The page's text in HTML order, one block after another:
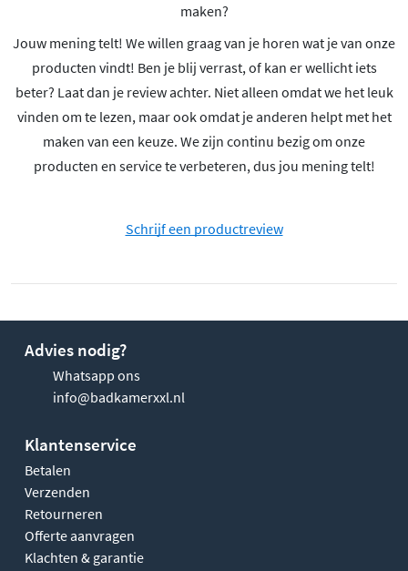
maken?
Jouw mening telt! We willen graag van je horen wat je van onze
producten vindt! Ben je blij verrast, of kan er wellicht iets
beter? Laat dan je review achter. Niet alleen omdat we het leuk
vinden om te lezen, maar ook omdat je anderen helpt met het
maken van een keuze. We zijn continu bezig om onze
producten en service te verbeteren, dus jou mening telt!
Schrijf een productreview
Advies nodig?
Whatsapp ons
info@badkamerxxl.nl
Klantenservice
Betalen
Verzenden
Retourneren
Offerte aanvragen
Klachten & garantie